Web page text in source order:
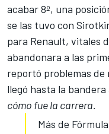
acabar 8º, una
se las tuvo con
para Renault, vitales
abandonara a las
reportó problemas
llegó hasta la bandera
cómo fue la carrera.
Más de Fórmula